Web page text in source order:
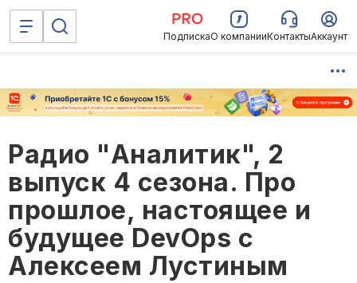
ПодпискаО компанииКонтактыАккаунт
Радио "Аналитик", 2
выпуск 4 сезона. Про
прошлое, настоящее и
будущее DevOps с
Алексеем Лустиным